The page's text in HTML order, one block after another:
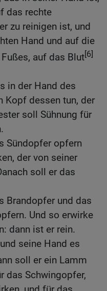
das rechte
zu reinigen ist, und
Hand und auf die
auf das Blut[6]
in der Hand des
Kopf dessen tun, der
soll Sühnung für
Sündopfer opfern
der von seiner
soll er das
Brandopfer und das
Und so erwirke
dann ist er rein.
seine Hand es
soll er ein Lamm
das Schwingopfer,